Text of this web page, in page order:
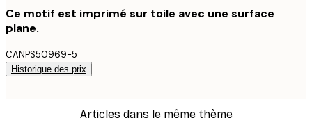
Ce motif est imprimé sur toile avec une surface
plane.
CANPS50969-5
Historique des prix
Articles dans le même thème